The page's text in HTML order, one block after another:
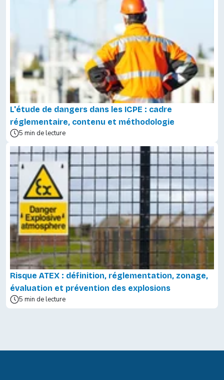
L'étude de dangers dans les ICPE : cadre
réglementaire, contenu et méthodologie
5 min de lecture
Risque ATEX : définition, réglementation, zonage,
évaluation et prévention des explosions
5 min de lecture